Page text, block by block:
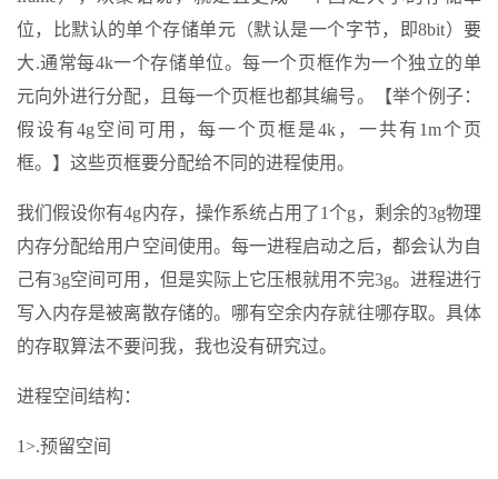
位，比默认的单个存储单元（默认是一个字节，即8bit）要
大.通常每4k一个存储单位。每一个页框作为一个独立的单
元向外进行分配，且每一个页框也都其编号。【举个例子：
假设有4g空间可用，每一个页框是4k，一共有1m个页
框。】这些页框要分配给不同的进程使用。
我们假设你有4g内存，操作系统占用了1个g，剩余的3g物理
内存分配给用户空间使用。每一进程启动之后，都会认为自
己有3g空间可用，但是实际上它压根就用不完3g。进程进行
写入内存是被离散存储的。哪有空余内存就往哪存取。具体
的存取算法不要问我，我也没有研究过。
进程空间结构：
1>.预留空间